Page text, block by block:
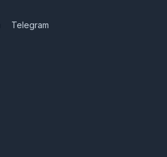
Telegram